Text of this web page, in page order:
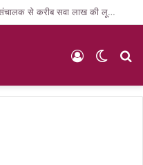
हथियार के बल पर अपराधियों ने सीएसपी संचालक से करीब सवा लाख की लूट, जांच में जुटी पुलिस
Switch
Log